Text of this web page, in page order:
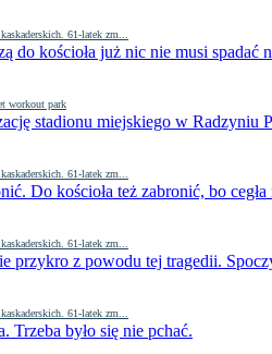
61-latek zm...
do kościoła już nic nie musi spadać
workout park
stadionu miejskiego w Radzyniu
61-latek zm...
Do kościoła też zabronić, bo
61-latek zm...
przykro z powodu tej tragedii.
61-latek zm...
Trzeba było się nie pchać.